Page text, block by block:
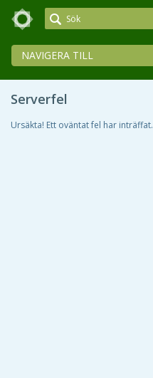
Meetings+
NAVIGERA TILL
Serverfel
Ursäkta! Ett oväntat fel har inträffat.